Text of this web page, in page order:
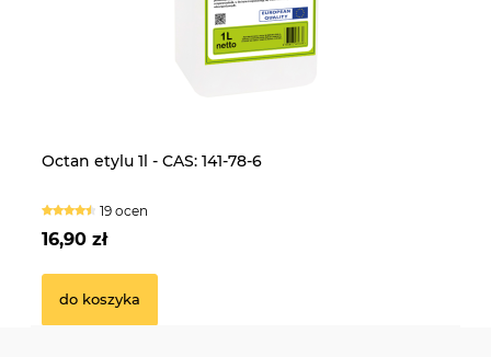
Octan etylu 1l - CAS: 141-78-6
19 ocen
16,90 zł
do koszyka
Laktoza 25kg - CAS: 63-42-3
16 ocen
239,90 zł
do koszyka